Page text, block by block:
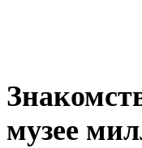
музее